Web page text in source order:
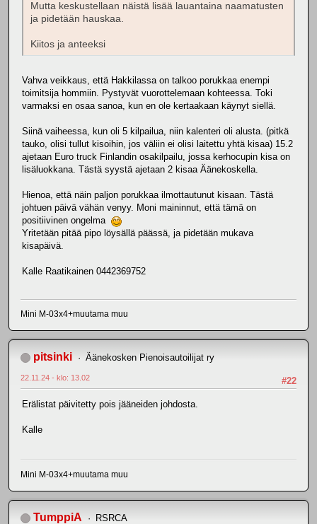
Mutta keskustellaan näistä lisää lauantaina naamatusten
ja pidetään hauskaa.
Kiitos ja anteeksi
Vahva veikkaus, että Hakkilassa on talkoo porukkaa enempi
toimitsija hommiin. Pystyvät vuorottelemaan kohteessa. Toki
varmaksi en osaa sanoa, kun en ole kertaakaan käynyt siellä.
Siinä vaiheessa, kun oli 5 kilpailua, niin kalenteri oli alusta. (pitkä
tauko, olisi tullut kisoihin, jos väliin ei olisi laitettu yhtä kisaa) 15.2
ajetaan Euro truck Finlandin osakilpailu, jossa kerhocupin kisa on
lisäluokkana. Tästä syystä ajetaan 2 kisaa Äänekoskella.
Hienoa, että näin paljon porukkaa ilmottautunut kisaan. Tästä
johtuen päivä vähän venyy. Moni maininnut, että tämä on
positiivinen ongelma
Yritetään pitää pipo löysällä päässä, ja pidetään mukava
kisapäivä.
Kalle Raatikainen 0442369752
Mini M-03x4+muutama muu
pitsinki Äänekosken Pienoisautoilijat ry
#22
22.11.24 - klo: 13.02
Erälistat päivitetty pois jääneiden johdosta.
Kalle
Mini M-03x4+muutama muu
TumppiA RSRCA